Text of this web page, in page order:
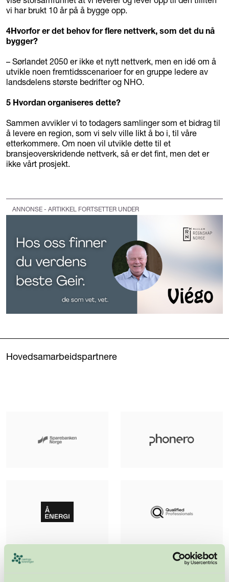
vi har brukt 10 år på å bygge opp.
4Hvorfor er det behov for flere nettverk, som det du nå
bygger?
– Sørlandet 2050 er ikke et nytt nettverk, men en idé om å
utvikle noen fremtidsscenarioer for en gruppe ledere av
landsdelens største bedrifter og NHO.
5 Hvordan organiseres dette?
Sammen avvikler vi to todagers samlinger som et bidrag til
å levere en region, som vi selv ville likt å bo i, til våre
etterkommere. Om noen vil utvikle dette til et
bransjeoverskridende nettverk, så er det fint, men det er
ikke vårt prosjekt.
ANNONSE - ARTIKKEL FORTSETTER UNDER
Hovedsamarbeidspartnere